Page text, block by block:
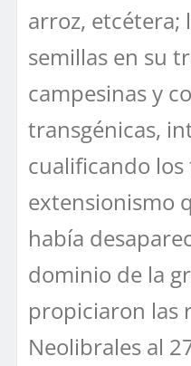
arroz, etcétera;
semillas en su
campesinas y
transgénicas,
cualificando
extensionismo
había
dominio de la
propiciaron las
Neolibrales al